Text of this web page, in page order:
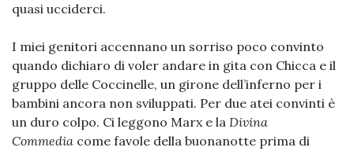
quasi ucciderci.
I miei genitori accennano un sorriso poco convinto
quando dichiaro di voler andare in gita con Chicca e il
gruppo delle Coccinelle, un girone dell’inferno per i
bambini ancora non sviluppati. Per due atei convinti è
un duro colpo. Ci leggono Marx e la Divina
Commedia come favole della buonanotte prima di